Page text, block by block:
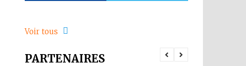
Voir tous
PARTENAIRES